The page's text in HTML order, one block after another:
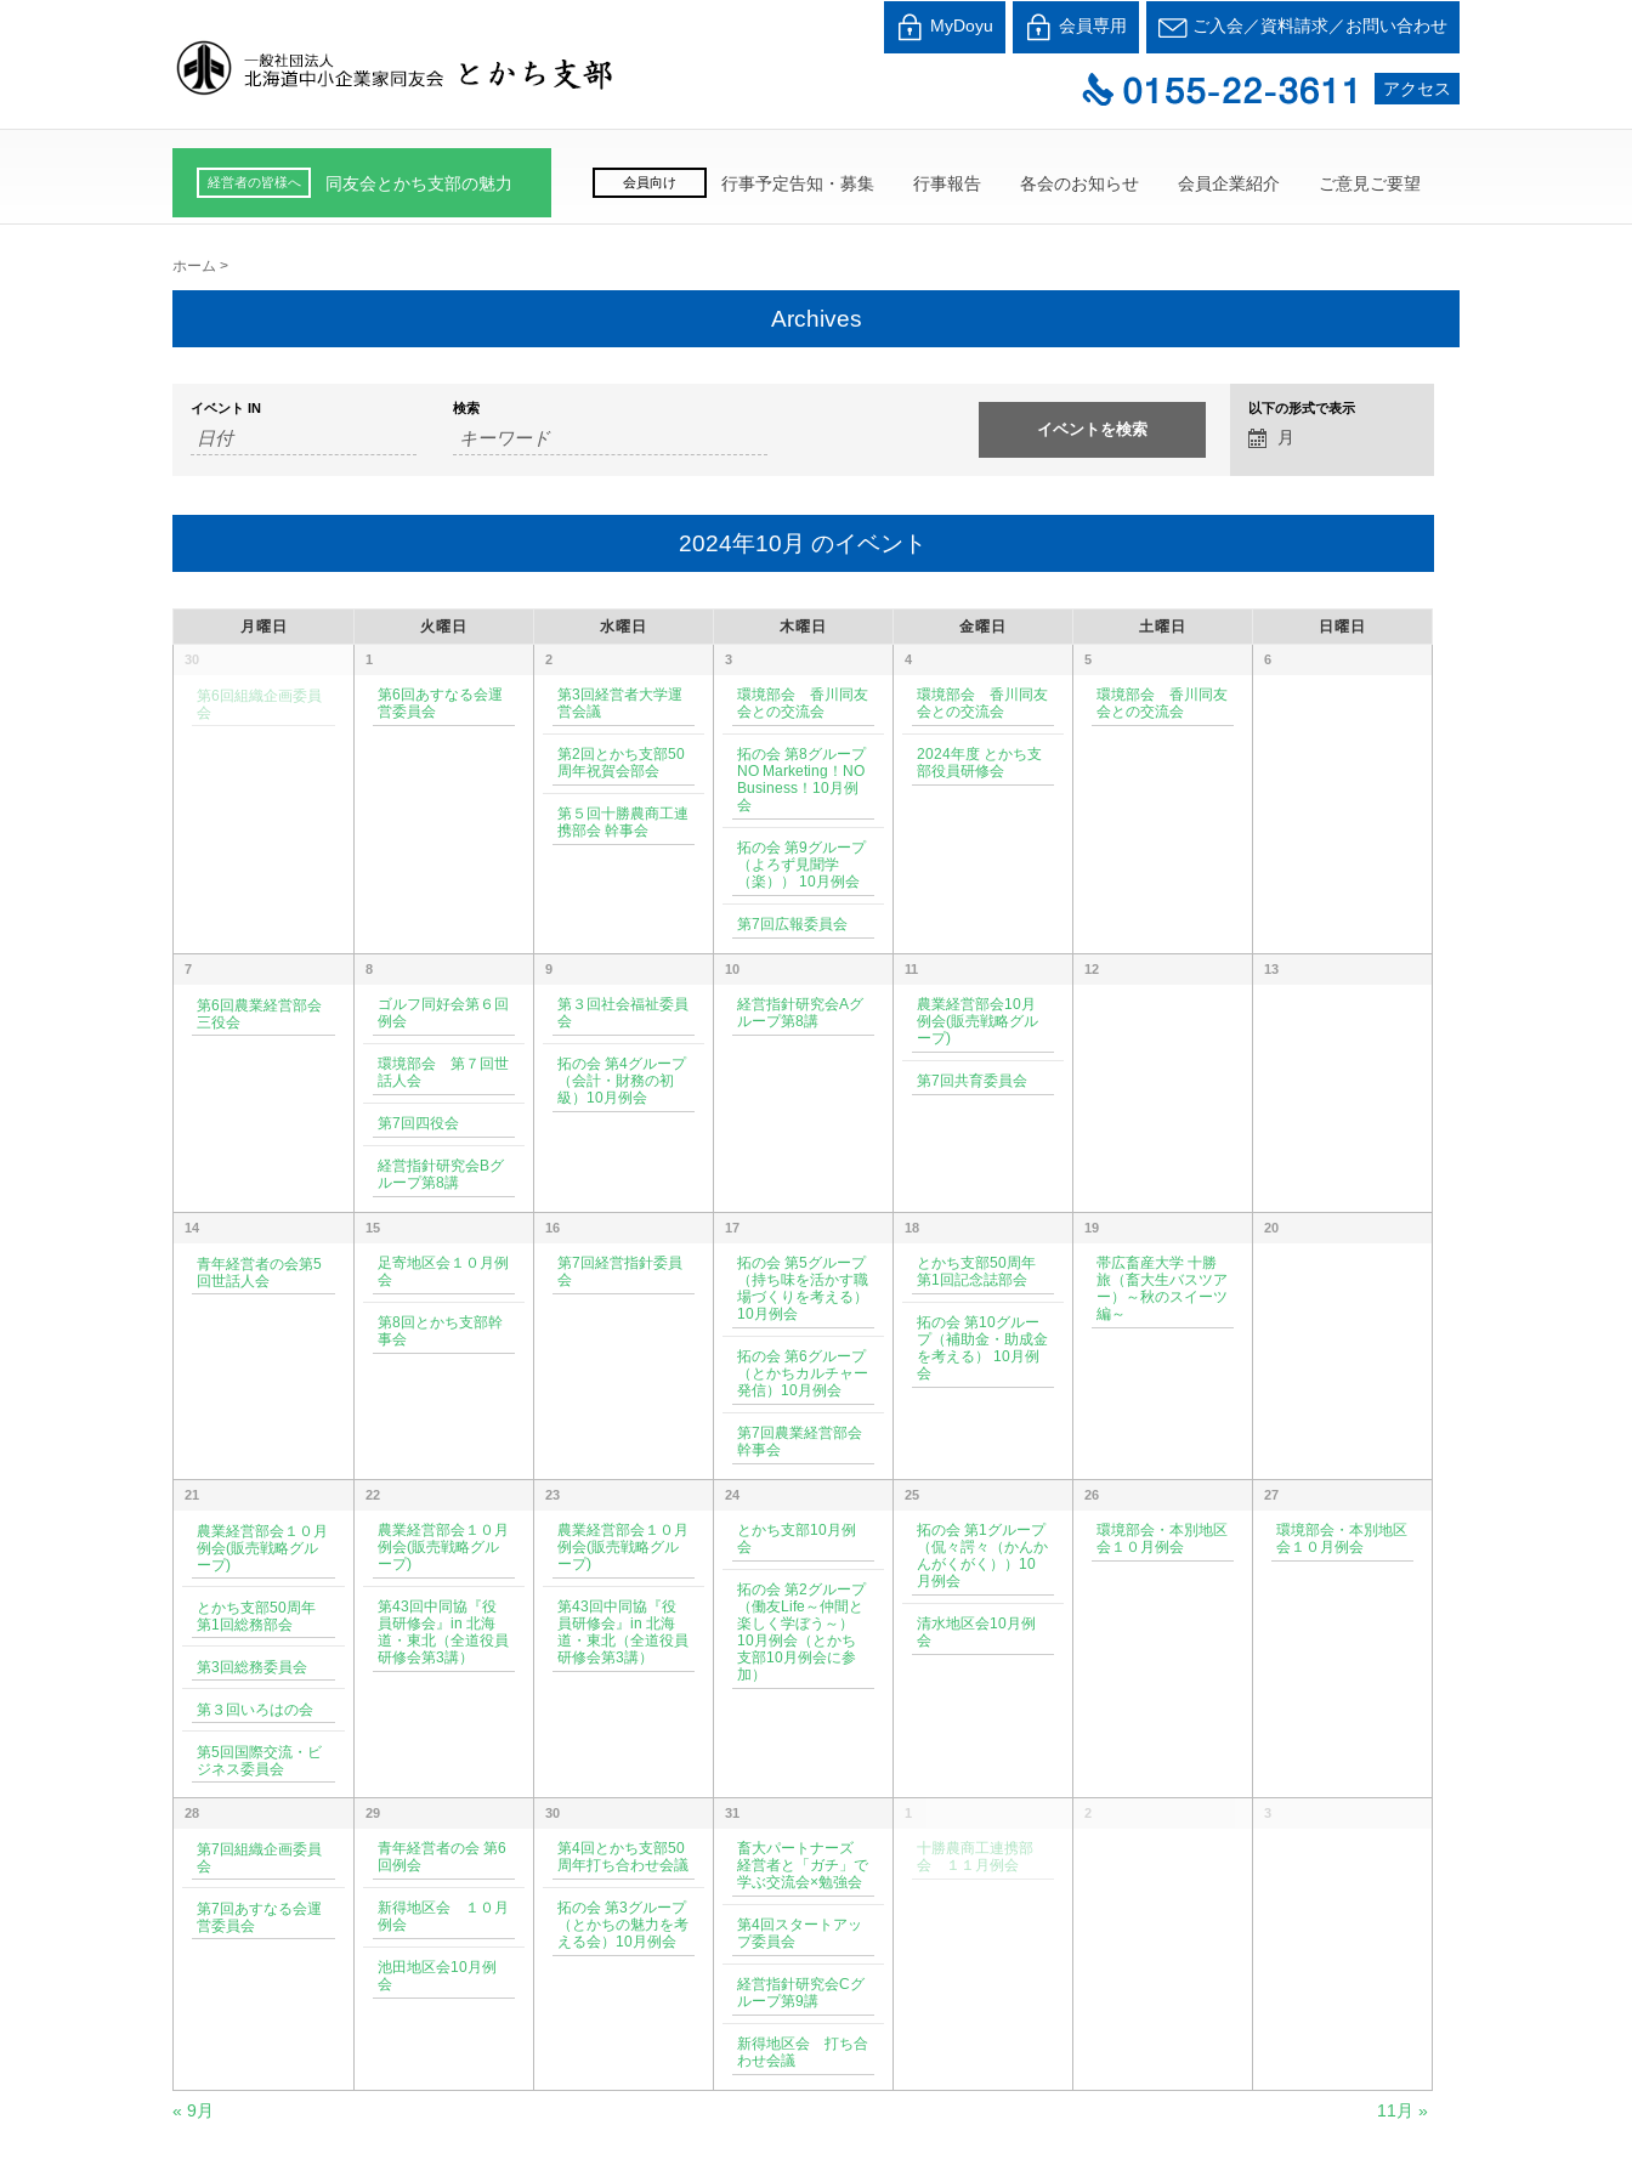
北海道中小企業家同友会とかち支部
良い会社、良い経営者、よい経営環境づくりを目指して・・・人が輝く21世紀を創ろう！
MyDoyu 会員専用 ご入会／資料請求／お問い合わせ
アクセス
経営者の皆様へ 同友会とかち支部の魅力 会員向け 行事予定告知・募集 行事報告 各会のお知らせ 会員企業紹介 ご意見ご要望
ホーム >
Archives
イ
ベ
ン
ト
示
ナ
ビ
ゲ
以下の形式で表示
月
イベント IN 検索
2024年10月 のイベント
月曜日 火曜日 水曜日 木曜日 金曜日 土曜日 日曜日
30
第6回組織企画委員
会
1
第6回あすなる会運
営委員会
2
第3回経営者大学運
営会議
第2回とかち支部50
周年祝賀会部会
第５回十勝農商工連
携部会 幹事会
3
環境部会 香川同友
会との交流会
拓の会 第8グループ
NO Marketing！NO
Business！10月例
会
拓の会 第9グループ
（よろず見聞学
（楽）） 10月例会
第7回広報委員会
4
環境部会 香川同友
会との交流会
2024年度 とかち支
部役員研修会
5
環境部会 香川同友
会との交流会
6
7
第6回農業経営部会
三役会
8
ゴルフ同好会第６回
例会
環境部会 第７回世
話人会
第7回四役会
経営指針研究会Bグ
ループ第8講
9
第３回社会福祉委員
会
拓の会 第4グループ
（会計・財務の初
級）10月例会
10
経営指針研究会Aグ
ループ第8講
11
農業経営部会10月
例会(販売戦略グル
ープ)
第7回共育委員会
12 13
14
青年経営者の会第5
回世話人会
15
足寄地区会１０月例
会
第8回とかち支部幹
事会
16
第7回経営指針委員
会
17
拓の会 第5グループ
（持ち味を活かす職
場づくりを考える）
10月例会
拓の会 第6グループ
（とかちカルチャー
発信）10月例会
第7回農業経営部会
幹事会
18
とかち支部50周年
第1回記念誌部会
拓の会 第10グルー
プ（補助金・助成金
を考える） 10月例
会
19
帯広畜産大学 十勝
旅（畜大生バスツア
ー）～秋のスイーツ
編～
20
21
農業経営部会１０月
例会(販売戦略グル
ープ)
とかち支部50周年
第1回総務部会
第3回総務委員会
第３回いろはの会
第5回国際交流・ビ
ジネス委員会
22
農業経営部会１０月
例会(販売戦略グル
ープ)
第43回中同協『役
員研修会』in 北海
道・東北（全道役員
研修会第3講）
23
農業経営部会１０月
例会(販売戦略グル
ープ)
第43回中同協『役
員研修会』in 北海
道・東北（全道役員
研修会第3講）
24
とかち支部10月例
会
拓の会 第2グループ
（働友Life～仲間と
楽しく学ぼう～）
10月例会（とかち
支部10月例会に参
加）
25
拓の会 第1グループ
（侃々諤々（かんか
んがくがく））10
月例会
清水地区会10月例
会
26
環境部会・本別地区
会１０月例会
27
環境部会・本別地区
会１０月例会
28
第7回組織企画委員
会
第7回あすなる会運
営委員会
29
青年経営者の会 第6
回例会
新得地区会 １０月
例会
池田地区会10月例
会
30
第4回とかち支部50
周年打ち合わせ会議
拓の会 第3グループ
（とかちの魅力を考
える会）10月例会
31
畜大パートナーズ
経営者と「ガチ」で
学ぶ交流会×勉強会
第4回スタートアッ
プ委員会
経営指針研究会Cグ
ループ第9講
新得地区会 打ち合
わせ会議
1
十勝農商工連携部
会 １１月例会
2 3
« 9月 11月 »